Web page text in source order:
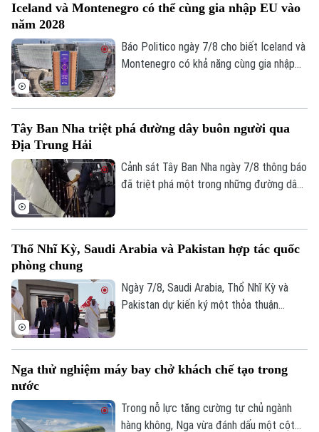
Xã hội
An ninh trật tự
Công nghệ
Người Hà Nội
Khoảnh khắc Hà Nội
Ẩm thực
Tin tức
Quân sự
Hồ sơ
Người Việt 4 phương
Kinh tế
Tin tức
Cafe sáng
Tài chính Ngân hàng
Doanh nghiệp
Nhà đất
Tin tức
Đầu tư
Căn hộ
Đất đai
Tàu và Xe
Ô tô
Tàu
Xe máy
Thị trường
Đánh giá
Giáo dục
Tin tức
Hướng nghiệp
Văn hóa
Tin tức
Làng nghề
Di tích
Sức khỏe
Y tế
Dinh dưỡng
Tư vấn sức khỏe
Thể thao
Bóng đá
Golf
Giải trí
Tin tức
Sao
Điện ảnh
bạo lực của các băng nhóm tội phạm ảnh
sang Mỹ.
Iceland và Montenegro có thể cùng gia nhập EU vào
năm 2028
Báo Politico ngày 7/8 cho biết Iceland và
Montenegro có khả năng cùng gia nhập
nối lại đàm phán gia nhập EU vào cuối
Tây Ban Nha triệt phá đường dây buôn người qua
Địa Trung Hải
Cảnh sát Tây Ban Nha ngày 7/8 thông báo
đã triệt phá một trong những đường dây
Thổ Nhĩ Kỳ, Saudi Arabia và Pakistan hợp tác quốc
phòng chung
Ngày 7/8, Saudi Arabia, Thổ Nhĩ Kỳ và
Pakistan dự kiến ký một thỏa thuận
Nga thử nghiệm máy bay chở khách chế tạo trong
nước
Trong nỗ lực tăng cường tự chủ ngành
hàng không, Nga vừa đánh dấu một cột